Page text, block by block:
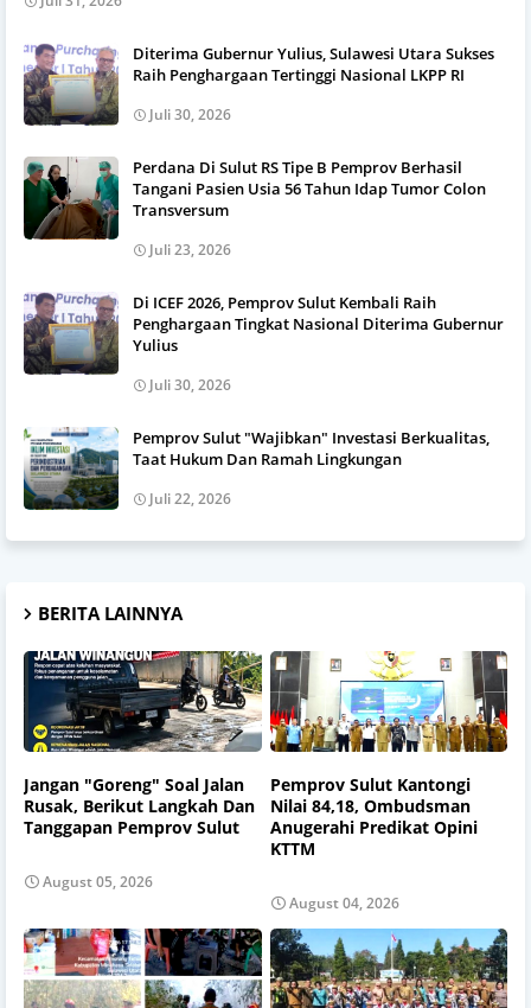
Diterima Gubernur Yulius, Sulawesi Utara Sukses
Raih Penghargaan Tertinggi Nasional LKPP RI
Juli 30, 2026
Perdana Di Sulut RS Tipe B Pemprov Berhasil
Tangani Pasien Usia 56 Tahun Idap Tumor Colon
Transversum
Juli 23, 2026
Di ICEF 2026, Pemprov Sulut Kembali Raih
Penghargaan Tingkat Nasional Diterima Gubernur
Yulius
Juli 30, 2026
Pemprov Sulut "Wajibkan" Investasi Berkualitas,
Taat Hukum Dan Ramah Lingkungan
Juli 22, 2026
BERITA LAINNYA
Jangan "Goreng" Soal Jalan
Rusak, Berikut Langkah Dan
Tanggapan Pemprov Sulut
August 05, 2026
Pemprov Sulut Kantongi
Nilai 84,18, Ombudsman
Anugerahi Predikat Opini
KTTM
August 04, 2026